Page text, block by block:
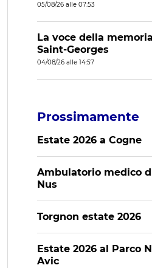
05/08/26 alle 07:53
La voce della
Saint-Georges
04/08/26 alle 14:57
Prossimamente
Estate 2026 a Cogne
Ambulatorio medico
Nus
Torgnon estate 2026
Estate 2026 al Parco
Avic